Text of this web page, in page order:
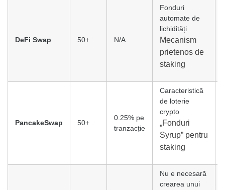
DeFi Swap 50+ N/A
Fonduri
automate de
lichidități
Mecanism
prietenos de
staking
PancakeSwap 50+
0.25% pe
tranzacție
Caracteristică
de loterie
crypto
„Fonduri
Syrup” pentru
staking
Nu e necesară
crearea unui